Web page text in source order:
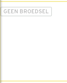
GEEN BROEDSEL